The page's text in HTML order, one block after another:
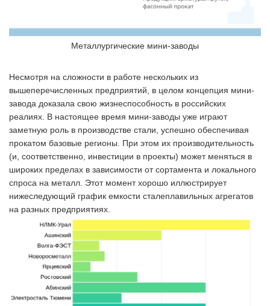
Металлургические мини-заводы
Несмотря на сложности в работе нескольких из
вышеперечисленных предприятий, в целом концепция мини-
завода доказала свою жизнеспособность в российских
реалиях. В настоящее время мини-заводы уже играют
заметную роль в производстве стали, успешно обеспечивая
прокатом базовые регионы. При этом их производительность
(и, соответственно, инвестиции в проекты) может меняться в
широких пределах в зависимости от сортамента и локального
спроса на металл. Этот момент хорошо иллюстрирует
нижеследующий график емкости сталеплавильных агрегатов
на разных предприятиях.